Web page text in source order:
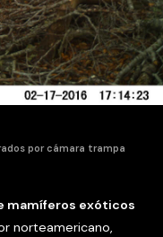
por cámara trampa
mamíferos exóticos
norteamericano,